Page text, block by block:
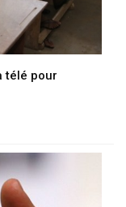
télé pour